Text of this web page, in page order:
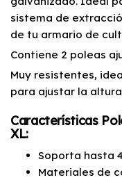
sistema de
de tu armario de
Contiene 2 poleas
Muy resistentes,
para ajustar la
Características
XL:
Soporta hasta
Materiales de